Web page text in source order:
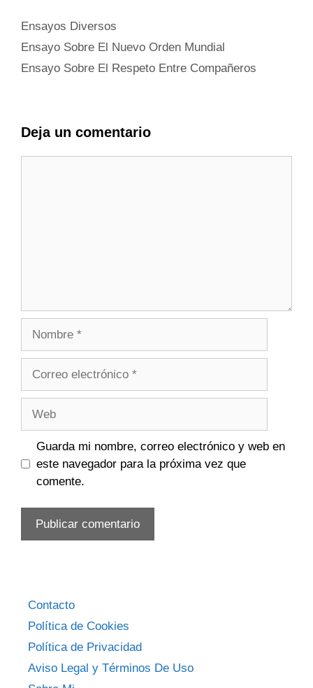
Categorías
Ensayos Diversos
Ensayo Sobre El Nuevo Orden Mundial
Ensayo Sobre El Respeto Entre Compañeros
Deja un comentario
Guarda mi nombre, correo electrónico y web en
este navegador para la próxima vez que
comente.
Contacto
Política de Cookies
Política de Privacidad
Aviso Legal y Términos De Uso